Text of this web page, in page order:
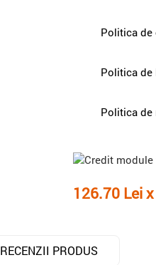
Politica
Politica de
Politica de
126.70 Lei
RECENZII PRODUS